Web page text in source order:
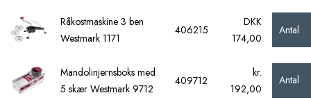
Råkostmaskine 3 ben
Westmark 1171
406215
DKK
174,00
Antal
Mandolinjernsboks med
5 skær Westmark 9712
409712
kr.
192,00
Antal